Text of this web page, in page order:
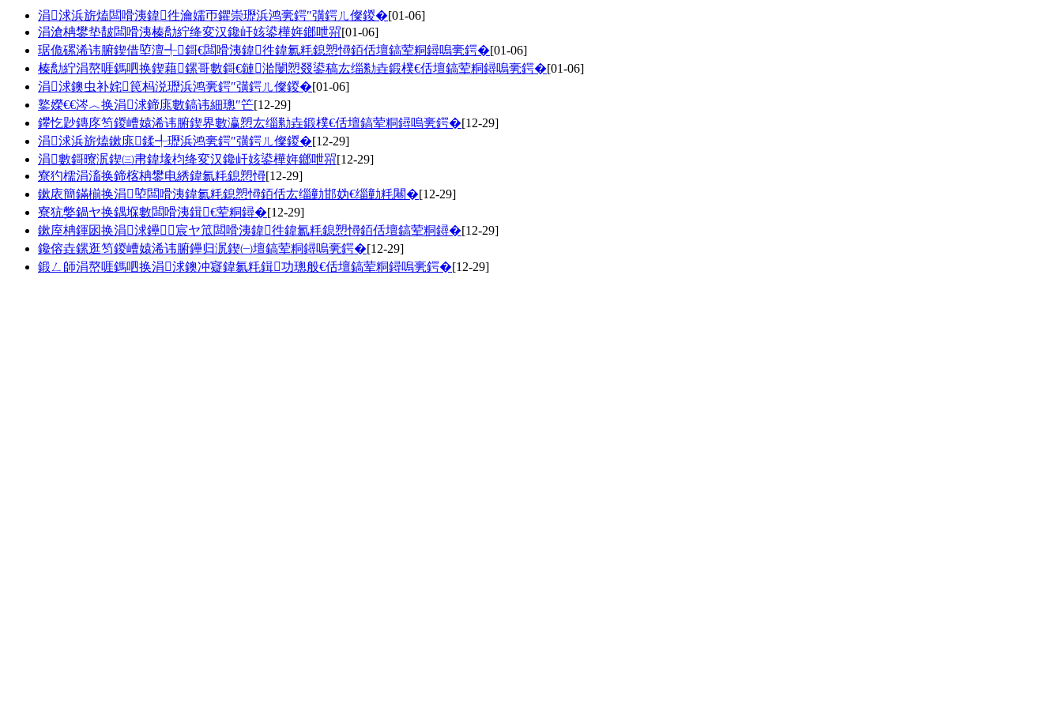
涓浗浜旂熆闆嗗洟鍏徃瀹嬬帀鑺崇瓑浜鸿亴鍔″彉鍔ㄦ儏鍐�[01-06]
涓滄柟鐢垫皵闆嗗洟榛勪紵绛変汉鑱屽姟鍙樺姩鎯呭喌[01-06]
琚佹磥浠讳腑鍥借埅澶╃鎶€闆嗗洟鍏徃鍏氱粍鎴愬憳銆佸壇鎬荤粡鐞嗚亴鍔�[01-06]
榛勪紵涓嶅啀鎷呬换鍥藉鏍哥數鎶€鏈湁闄愬叕鍙稿厷缁勬垚鍛樸€佸壇鎬荤粡鐞嗚亴鍔�[01-06]
涓浗鐭虫补姹笢杩涚瓑浜鸿亴鍔″彉鍔ㄦ儏鍐�[01-06]
鐜嬫€€涔︿换涓浗鍗庣數鎬讳細璁″笀[12-29]
鑻忔尟鏄庝笉鍐嶆媴浠讳腑鍥界數瀛愬厷缁勬垚鍛樸€佸壇鎬荤粡鐞嗚亴鍔�[12-29]
涓浗浜旂熆鏉庣鍒╃瓑浜鸿亴鍔″彉鍔ㄦ儏鍐�[12-29]
涓數鎶曢泦鍥㈢帇鍏堟枃绛変汉鑱屽姟鍙樺姩鎯呭喌[12-29]
寮犳檽涓滀换鍗楁柟鐢电綉鍏氱粍鎴愬憳[12-29]
鏉庡簡鏋椾换涓埅闆嗗洟鍏氱粍鎴愬憳銆佸厷缁勭邯妫€缁勭粍闀�[12-29]
寮犺嫳鍋ヤ换鍝堢數闆嗗洟鍓€荤粡鐞�[12-29]
鏉庢柟鍕囦换涓浗鑸┖宸ヤ笟闆嗗洟鍏徃鍏氱粍鎴愬憳銆佸壇鎬荤粡鐞�[12-29]
鑱傛垚鏍逛笉鍐嶆媴浠讳腑鑸归泦鍥㈠壇鎬荤粡鐞嗚亴鍔�[12-29]
鍛ㄥ師涓嶅啀鎷呬换涓浗鐭冲寲鍏氱粍鍓功璁般€佸壇鎬荤粡鐞嗚亴鍔�[12-29]